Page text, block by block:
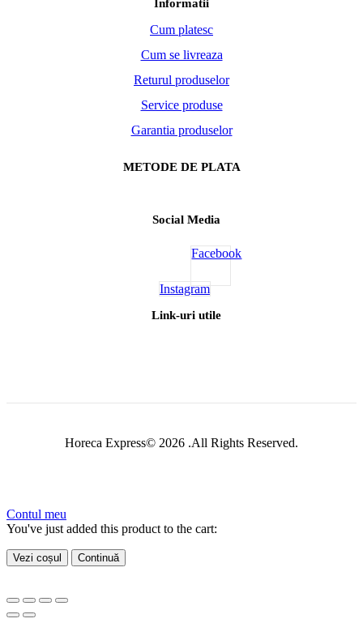
Informatii
Cum platesc
Cum se livreaza
Returul produselor
Service produse
Garantia produselor
METODE DE PLATA
Social Media
Facebook
Instagram
Link-uri utile
Horeca Express© 2026 .All Rights Reserved.
Contul meu
You've just added this product to the cart:
Vezi coșul Continuă